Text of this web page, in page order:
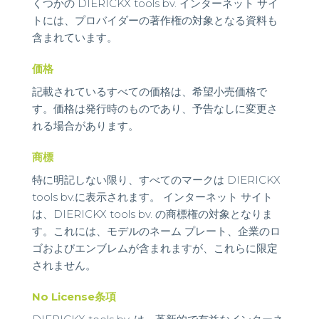
くつかの DIERICKX tools bv. インターネット サイ
トには、プロバイダーの著作権の対象となる資料も
含まれています。
価格
記載されているすべての価格は、希望小売価格で
す。価格は発行時のものであり、予告なしに変更さ
れる場合があります。
商標
特に明記しない限り、すべてのマークは DIERICKX
tools bv.に表示されます。 インターネット サイト
は、DIERICKX tools bv. の商標権の対象となりま
す。これには、モデルのネーム プレート、企業のロ
ゴおよびエンブレムが含まれますが、これらに限定
されません。
No License条項